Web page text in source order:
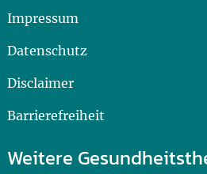
Impressum
Datenschutz
Disclaimer
Barrierefreiheit
Weitere